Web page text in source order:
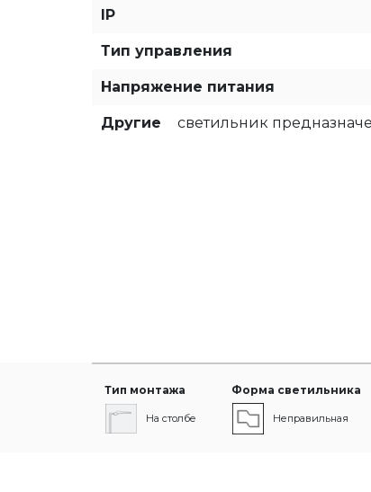
IP
Тип управления
Напряжение питания
Другие
светильник
Тип монтажа
На столбе
Форма светильника
Неправильная